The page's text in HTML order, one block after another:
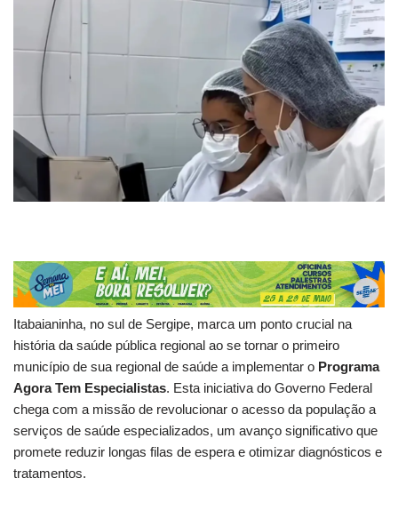
Itabaianinha, no sul de Sergipe, marca um ponto crucial na
história da saúde pública regional ao se tornar o primeiro
município de sua regional de saúde a implementar o Programa
Agora Tem Especialistas. Esta iniciativa do Governo Federal
chega com a missão de revolucionar o acesso da população a
serviços de saúde especializados, um avanço significativo que
promete reduzir longas filas de espera e otimizar diagnósticos e
tratamentos.